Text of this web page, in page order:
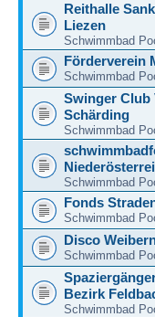
Reithalle
Liezen
Schwimmbad
Förderverein
Schwimmbad
Swinger Club
Schärding
Schwimmbad
Schwimmbad
Fonds
Schwimmbad
Disco
Schwimmbad
Bezirk
Schwimmbad